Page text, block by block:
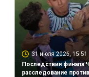
31 июля 2026, 15:51
Последствия финала
расследование